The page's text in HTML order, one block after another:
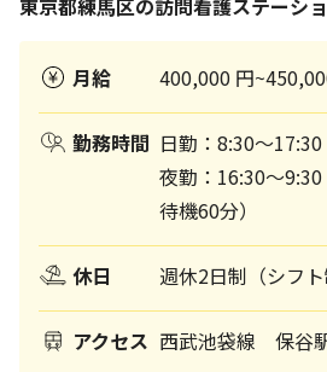
東京都練馬区の訪問看護ステーシ
月給 400,000 円
勤務時間 日勤：8:30～17:30
夜勤：16:30～
待機60分）
休日 週休2日制（シフト
アクセス 西武池袋線 保谷